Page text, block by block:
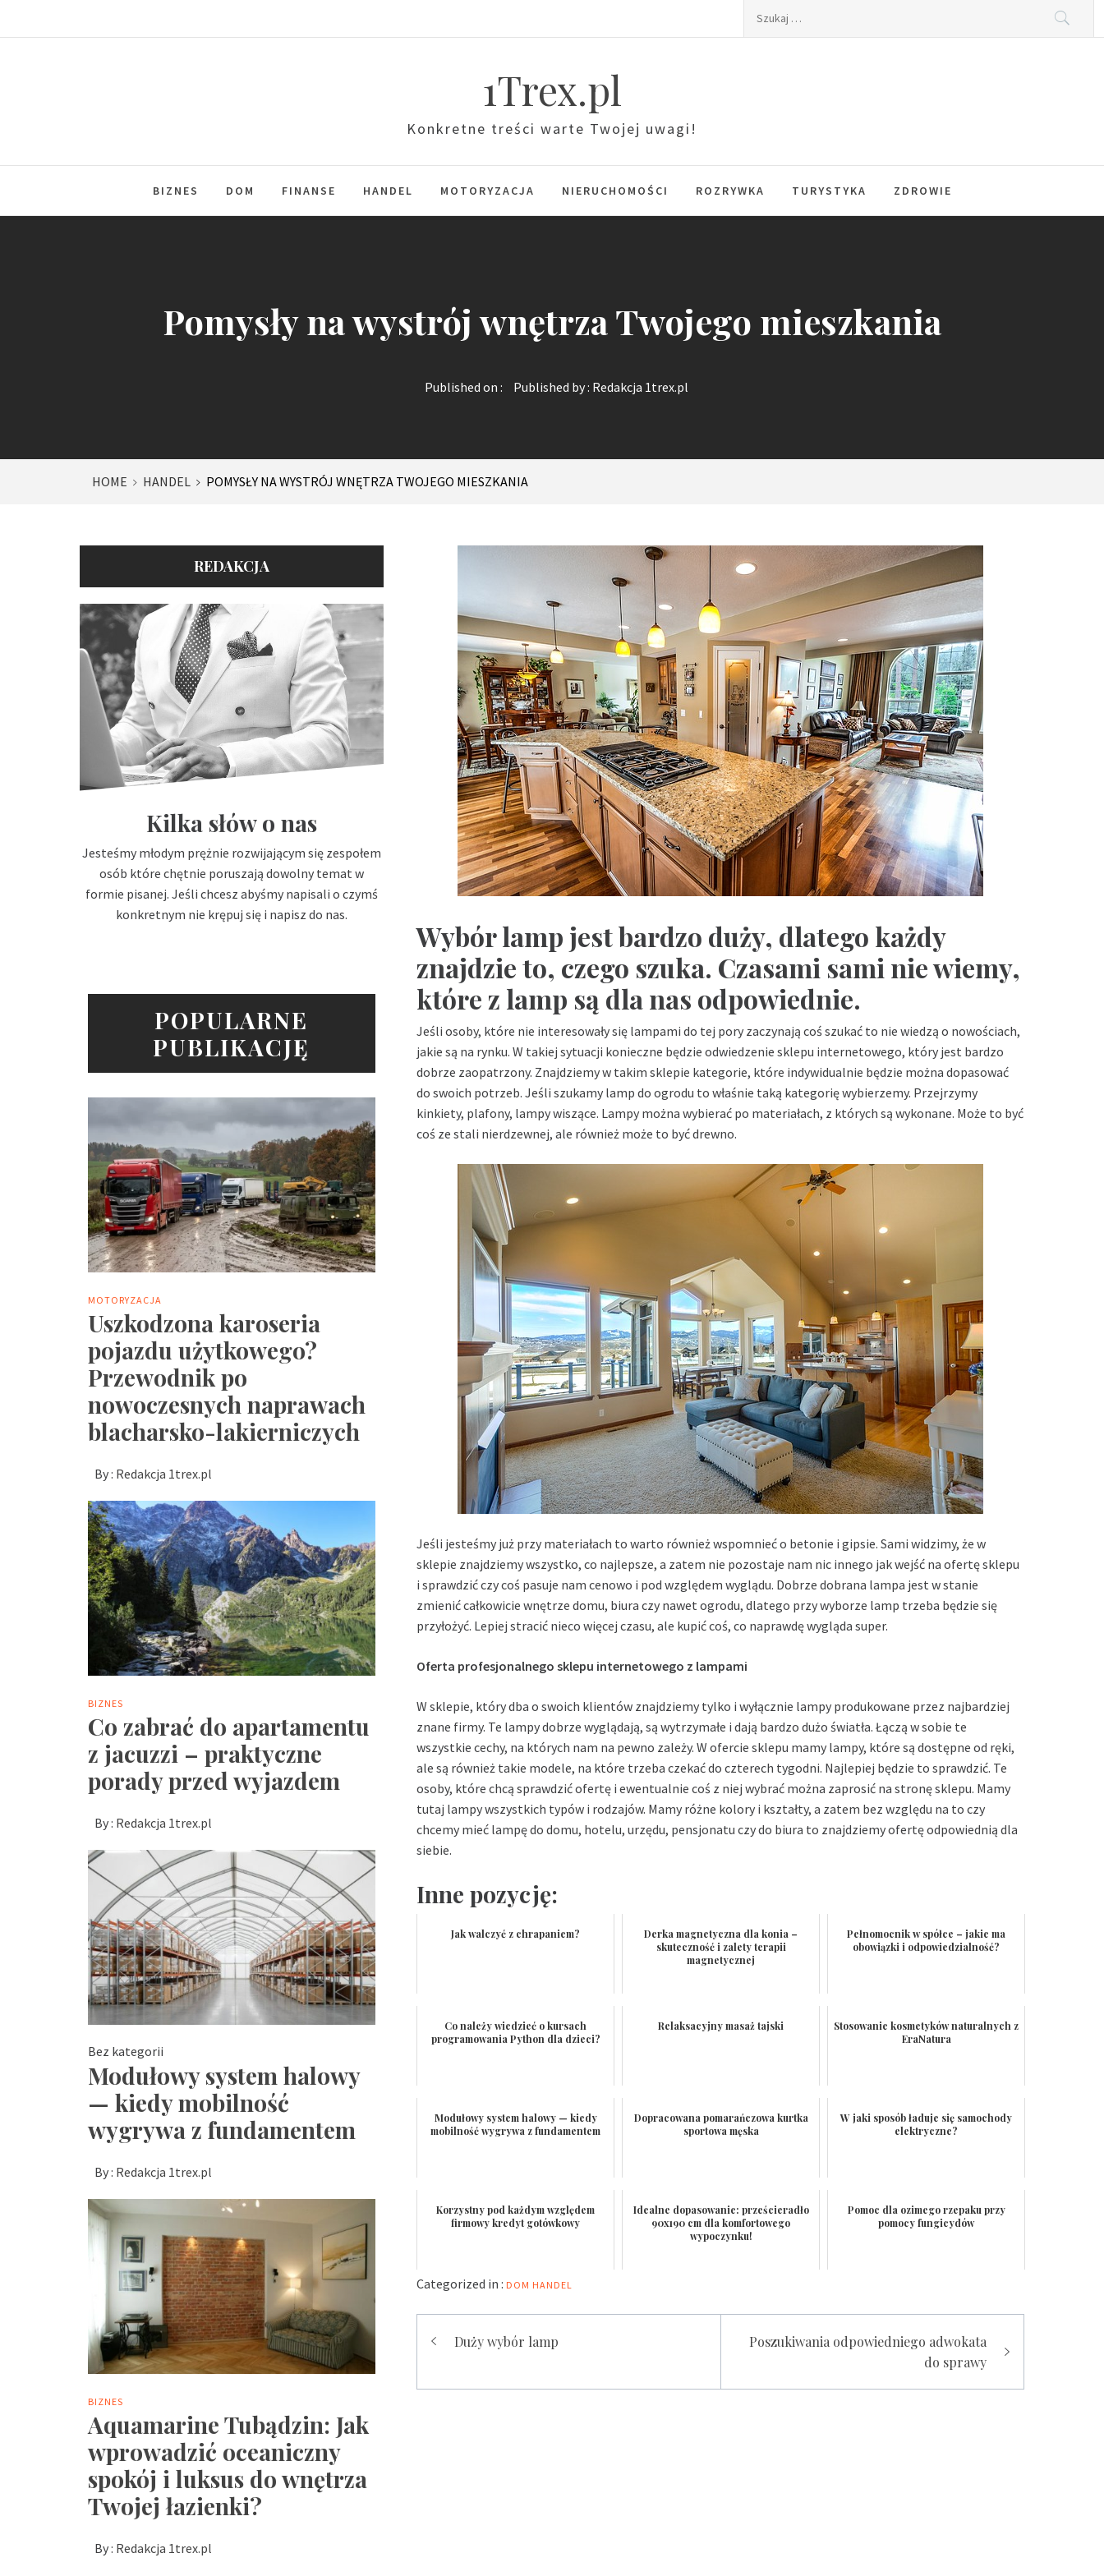
Szukaj:
1Trex.pl
Konkretne treści warte Twojej uwagi!
BIZNES DOM FINANSE HANDEL MOTORYZACJA NIERUCHOMOŚCI ROZRYWKA TURYSTYKA ZDROWIE
Pomysły na wystrój wnętrza Twojego mieszkania
Published on : Published by : Redakcja 1trex.pl
HOME HANDEL POMYSŁY NA WYSTRÓJ WNĘTRZA TWOJEGO MIESZKANIA
Wybór lamp jest bardzo duży, dlatego każdy
znajdzie to, czego szuka. Czasami sami nie wiemy,
które z lamp są dla nas odpowiednie.
Jeśli osoby, które nie interesowały się lampami do tej pory zaczynają coś szukać to nie wiedzą o nowościach,
jakie są na rynku. W takiej sytuacji konieczne będzie odwiedzenie sklepu internetowego, który jest bardzo
dobrze zaopatrzony. Znajdziemy w takim sklepie kategorie, które indywidualnie będzie można dopasować
do swoich potrzeb. Jeśli szukamy lamp do ogrodu to właśnie taką kategorię wybierzemy. Przejrzymy
kinkiety, plafony, lampy wiszące. Lampy można wybierać po materiałach, z których są wykonane. Może to być
coś ze stali nierdzewnej, ale również może to być drewno.
Jeśli jesteśmy już przy materiałach to warto również wspomnieć o betonie i gipsie. Sami widzimy, że w
sklepie znajdziemy wszystko, co najlepsze, a zatem nie pozostaje nam nic innego jak wejść na ofertę sklepu
i sprawdzić czy coś pasuje nam cenowo i pod względem wyglądu. Dobrze dobrana lampa jest w stanie
zmienić całkowicie wnętrze domu, biura czy nawet ogrodu, dlatego przy wyborze lamp trzeba będzie się
przyłożyć. Lepiej stracić nieco więcej czasu, ale kupić coś, co naprawdę wygląda super.
Oferta profesjonalnego sklepu internetowego z lampami
W sklepie, który dba o swoich klientów znajdziemy tylko i wyłącznie lampy produkowane przez najbardziej
znane firmy. Te lampy dobrze wyglądają, są wytrzymałe i dają bardzo dużo światła. Łączą w sobie te
wszystkie cechy, na których nam na pewno zależy. W ofercie sklepu mamy lampy, które są dostępne od ręki,
ale są również takie modele, na które trzeba czekać do czterech tygodni. Najlepiej będzie to sprawdzić. Te
osoby, które chcą sprawdzić ofertę i ewentualnie coś z niej wybrać można zaprosić na stronę sklepu. Mamy
tutaj lampy wszystkich typów i rodzajów. Mamy różne kolory i kształty, a zatem bez względu na to czy
chcemy mieć lampę do domu, hotelu, urzędu, pensjonatu czy do biura to znajdziemy ofertę odpowiednią dla
siebie.
Inne pozycję:
Jak walczyć z chrapaniem?
Derka magnetyczna dla konia –
skuteczność i zalety terapii
magnetycznej
Pełnomocnik w spółce – jakie ma
obowiązki i odpowiedzialność?
Co należy wiedzieć o kursach
programowania Python dla dzieci?
Relaksacyjny masaż tajski
Stosowanie kosmetyków naturalnych z
EraNatura
Modułowy system halowy — kiedy
mobilność wygrywa z fundamentem
Dopracowana pomarańczowa kurtka
sportowa męska
W jaki sposób ładuje się samochody
elektryczne?
Korzystny pod każdym względem
firmowy kredyt gotówkowy
Idealne dopasowanie: prześcieradło
90x190 cm dla komfortowego
wypoczynku!
Pomoc dla ozimego rzepaku przy
pomocy fungicydów
Categorized in : DOM HANDEL
Nawigacja
wpisu
Duży wybór lamp
Poszukiwania odpowiedniego adwokata
do sprawy
REDAKCJA
Kilka słów o nas
Jesteśmy młodym prężnie rozwijającym się zespołem
osób które chętnie poruszają dowolny temat w
formie pisanej. Jeśli chcesz abyśmy napisali o czymś
konkretnym nie krępuj się i napisz do nas.
POPULARNE
PUBLIKACJĘ
MOTORYZACJA
Uszkodzona karoseria
pojazdu użytkowego?
Przewodnik po
nowoczesnych naprawach
blacharsko-lakierniczych
By : Redakcja 1trex.pl
BIZNES
Co zabrać do apartamentu
z jacuzzi – praktyczne
porady przed wyjazdem
By : Redakcja 1trex.pl
Bez kategorii
Modułowy system halowy
— kiedy mobilność
wygrywa z fundamentem
By : Redakcja 1trex.pl
BIZNES
Aquamarine Tubądzin: Jak
wprowadzić oceaniczny
spokój i luksus do wnętrza
Twojej łazienki?
By : Redakcja 1trex.pl